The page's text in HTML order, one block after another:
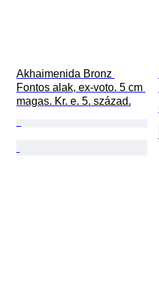
Akhaimenida Bronz
Fontos alak, ex-voto. 5 cm
magas. Kr. e. 5. század.